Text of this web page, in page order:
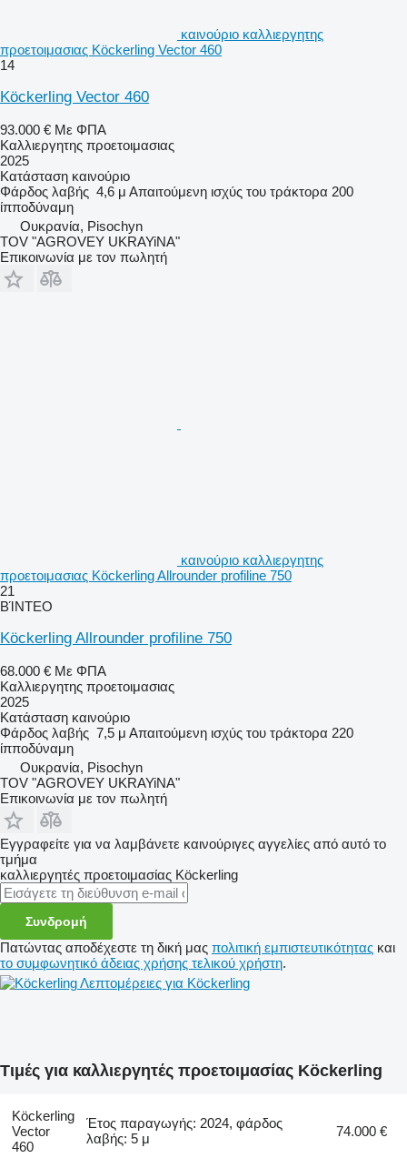
καινούριο καλλιεργητης
προετοιμασιας Köckerling Vector 460
14
Köckerling Vector 460
93.000 € Με ΦΠΑ
Καλλιεργητης προετοιμασιας
2025
Κατάσταση καινούριο
Φάρδος λαβής 4,6 μ Απαιτούμενη ισχύς του τράκτορα 200
ίπποδύναμη
Ουκρανία, Pisochyn
TOV "AGROVEY UKRAYiNA"
Επικοινωνία με τον πωλητή
καινούριο καλλιεργητης
προετοιμασιας Köckerling Allrounder profiline 750
21
ΒΊΝΤΕΟ
Köckerling Allrounder profiline 750
68.000 € Με ΦΠΑ
Καλλιεργητης προετοιμασιας
2025
Κατάσταση καινούριο
Φάρδος λαβής 7,5 μ Απαιτούμενη ισχύς του τράκτορα 220
ίπποδύναμη
Ουκρανία, Pisochyn
TOV "AGROVEY UKRAYiNA"
Επικοινωνία με τον πωλητή
Εγγραφείτε για να λαμβάνετε καινούριγες αγγελίες από αυτό το
τμήμα
καλλιεργητές προετοιμασίας Köckerling
Συνδρομή
Πατώντας αποδέχεστε τη δική μας πολιτική εμπιστευτικότητας και
το συμφωνητικό άδειας χρήσης τελικού χρήστη.
Λεπτομέρειες για Köckerling
Τιμές για καλλιεργητές προετοιμασίας Köckerling
Köckerling
Vector
460
Έτος παραγωγής: 2024, φάρδος
λαβής: 5 μ
74.000 €